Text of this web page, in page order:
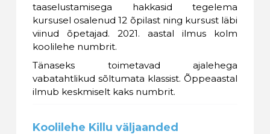
taaselustamisega hakkasid tegelema
kursusel osalenud 12 õpilast ning kursust läbi
viinud õpetajad. 2021. aastal ilmus kolm
koolilehe numbrit.
Tänaseks toimetavad ajalehega
vabatahtlikud sõltumata klassist. Õppeaastal
ilmub keskmiselt kaks numbrit.
Koolilehe Killu väljaanded